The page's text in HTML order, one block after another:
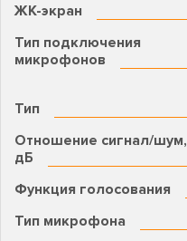
ЖК-экран
Тип подключения
микрофонов
Тип
Отношение сигнал/шум,
дБ
Функция голосования
Тип микрофона